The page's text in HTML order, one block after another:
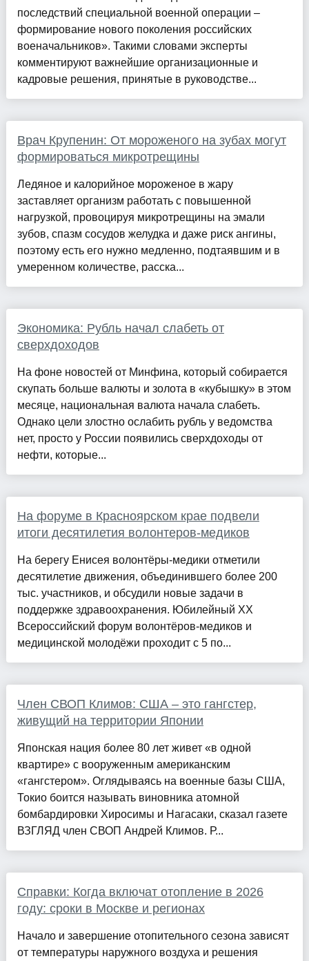
последствий специальной военной операции –
формирование нового поколения российских
военачальников». Такими словами эксперты
комментируют важнейшие организационные и
кадровые решения, принятые в руководстве...
Врач Крупенин: От мороженого на зубах могут
формироваться микротрещины
Ледяное и калорийное мороженое в жару
заставляет организм работать с повышенной
нагрузкой, провоцируя микротрещины на эмали
зубов, спазм сосудов желудка и даже риск ангины,
поэтому есть его нужно медленно, подтаявшим и в
умеренном количестве, расска...
Экономика: Рубль начал слабеть от
сверхдоходов
На фоне новостей от Минфина, который собирается
скупать больше валюты и золота в «кубышку» в этом
месяце, национальная валюта начала слабеть.
Однако цели злостно ослабить рубль у ведомства
нет, просто у России появились сверхдоходы от
нефти, которые...
На форуме в Красноярском крае подвели
итоги десятилетия волонтеров-медиков
На берегу Енисея волонтёры-медики отметили
десятилетие движения, объединившего более 200
тыс. участников, и обсудили новые задачи в
поддержке здравоохранения. Юбилейный ХХ
Всероссийский форум волонтёров-медиков и
медицинской молодёжи проходит с 5 по...
Член СВОП Климов: США – это гангстер,
живущий на территории Японии
Японская нация более 80 лет живет «в одной
квартире» с вооруженным американским
«гангстером». Оглядываясь на военные базы США,
Токио боится называть виновника атомной
бомбардировки Хиросимы и Нагасаки, сказал газете
ВЗГЛЯД член СВОП Андрей Климов. Р...
Справки: Когда включат отопление в 2026
году: сроки в Москве и регионах
Начало и завершение отопительного сезона зависят
от температуры наружного воздуха и решения